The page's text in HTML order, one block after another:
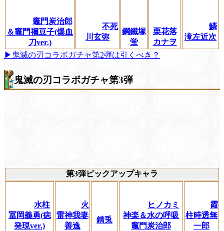
竈門炭治郎
＆竈門禰豆子(爆血
刀ver.)
不死
川玄弥
鋼鐵塚
蛍
栗花落
カナヲ
鱗
滝左近次
▶鬼滅の刃コラボガチャ第2弾は引くべき？
鬼滅の刃コラボガチャ第3弾
第3弾ピックアップキャラ
水柱
冨岡義勇(痣
発現ver.)
火
雷神我妻
善逸
錆兎
ヒノカミ
神楽＆水の呼吸
竈門炭治郎
霞
柱時透無
一郎